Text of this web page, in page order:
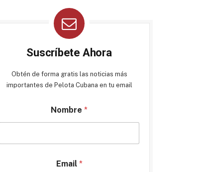
Suscríbete Ahora
Obtén de forma gratis las noticias más
importantes de Pelota Cubana en tu email
Nombre *
Email *